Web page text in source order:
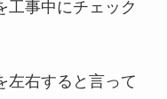
工事中にチェック
左右すると言って